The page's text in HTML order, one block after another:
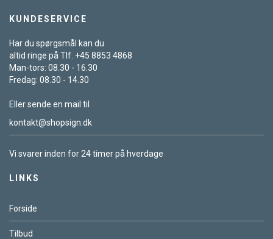
KUNDESERVICE
Har du spørgsmål kan du
altid ringe på Tlf. +45 8853 4868
Man-tors: 08.30 - 16.30
Fredag: 08.30 - 14.30
Eller sende en mail til
kontakt@shopsign.dk
Vi svarer inden for 24 timer på hverdage
LINKS
Forside
Tilbud